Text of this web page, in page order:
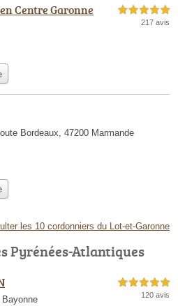
Centre Garonne 5,0 étoiles sur 5
217 avis
Bordeaux, 47200 Marmande
les 10 cordonniers du Lot-et-Garonne
Pyrénées-Atlantiques
5,0 étoiles sur 5
120 avis